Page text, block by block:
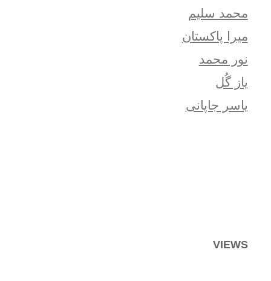
محمد سلیم
میرا پاکستان
نور محمد
یاز گُل
یاسر جاپانی
VIEWS